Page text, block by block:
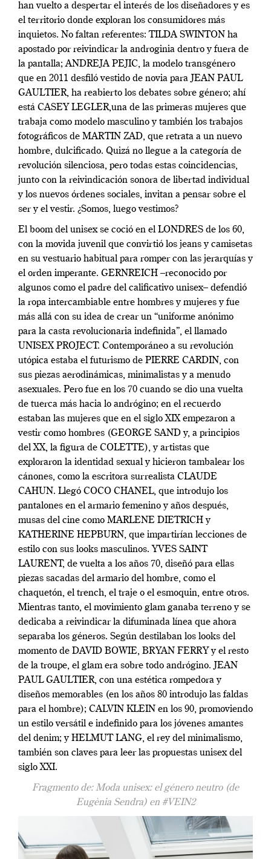
han vuelto a despertar el interés de los diseñadores y es
el territorio donde exploran los consumidores más
inquietos. No faltan referentes: TILDA SWINTON ha
apostado por reivindicar la androginia dentro y fuera de
la pantalla; ANDREJA PEJIC, la modelo transgénero
que en 2011 desfiló vestido de novia para JEAN PAUL
GAULTIER, ha reabierto los debates sobre género; ahí
está CASEY LEGLER,una de las primeras mujeres que
trabaja como modelo masculino y también los trabajos
fotográficos de MARTIN ZAD, que retrata a un nuevo
hombre, dulcificado. Quizá no llegue a la categoría de
revolución silenciosa, pero todas estas coincidencias,
junto con la reivindicación sonora de libertad individual
y los nuevos órdenes sociales, invitan a pensar sobre el
ser y el vestir. ¿Somos, luego vestimos?
El boom del unisex se coció en el LONDRES de los 60,
con la movida juvenil que convirtió los jeans y camisetas
en su vestuario habitual para romper con las jerarquías y
el orden imperante. GERNREICH –reconocido por
algunos como el padre del calificativo unisex– defendió
la ropa intercambiable entre hombres y mujeres y fue
más allá con su idea de crear un “uniforme anónimo
para la casta revolucionaria indefinida”, el llamado
UNISEXPROJECT. Contemporáneo a su revolución
utópica estaba el futurismo de PIERRE CARDIN, con
sus piezas aerodinámicas, minimalistas y a menudo
asexuales. Pero fue en los 70 cuando se dio una vuelta
de tuerca más hacia lo andrógino; en el recuerdo
estaban las mujeres que en el sigloXIXempezaron a
vestir como hombres (GEORGE SANDy, a principios
delXX, la figura de COLETTE), y artistas que
exploraron la identidad sexual y hicieron tambalear los
cánones, como la escritora surrealista CLAUDE
CAHUN. Llegó COCO CHANEL, que introdujo los
pantalones en el armario femenino y años después,
musas del cine como MARLENE DIETRICHy
KATHERINE HEPBURN, que impartirían lecciones de
estilo con sus looks masculinos. YVES SAINT
LAURENT, de vuelta a los años 70, diseñó para ellas
piezas sacadas del armario del hombre, como el
chaquetón, el trench, el traje o el esmoquin, entre otros.
Mientras tanto, el movimiento glam ganaba terreno y se
dedicaba a reivindicar la difuminada línea que ahora
separaba los géneros. Según destilaban los looks del
momento de DAVID BOWIE, BRYAN FERRYy el resto
de la troupe, el glam era sobre todo andrógino. JEAN
PAUL GAULTIER, con una estética rompedora y
diseños memorables (en los años 80 introdujo las faldas
para el hombre); CALVIN KLEIN en los 90, promoviendo
un estilo versátil e indefinido para los jóvenes amantes
del denim; yHELMUT LANG, el rey del minimalismo,
también son claves para leer las propuestas unisex del
sigloXXI.
Fragmento de: Moda unisex: el género neutro (de
Eugènia Sendra) en #VEIN2